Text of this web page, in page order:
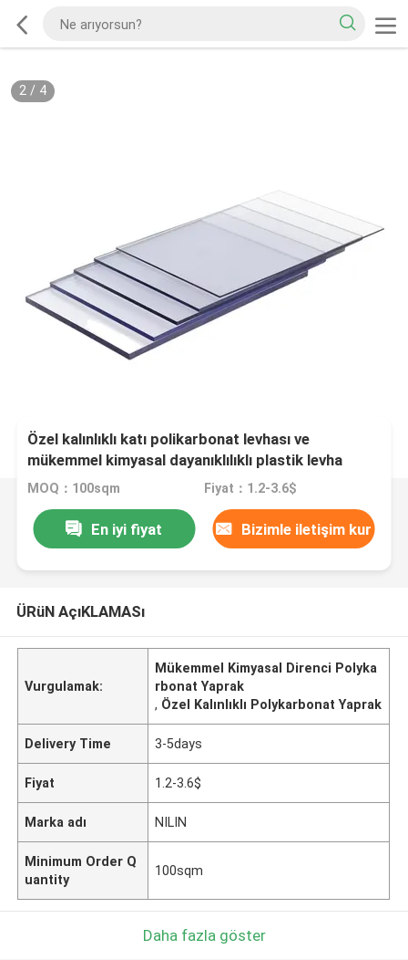
2/ 4
Özel kalınlıklı katı polikarbonat levhası ve
mükemmel kimyasal dayanıklılıklı plastik levha
MOQ：100sqm Fiyat：1.2-3.6$
En iyi fiyat Bizimle iletişim kur
ÜRüN AçıKLAMASı
Vurgulamak:
Mükemmel Kimyasal Direnci Polyka
rbonat Yaprak
, Özel Kalınlıklı Polykarbonat Yaprak
Delivery Time 3-5days
Fiyat 1.2-3.6$
Marka adı NILIN
Minimum Order Q
uantity
100sqm
Daha fazla göster